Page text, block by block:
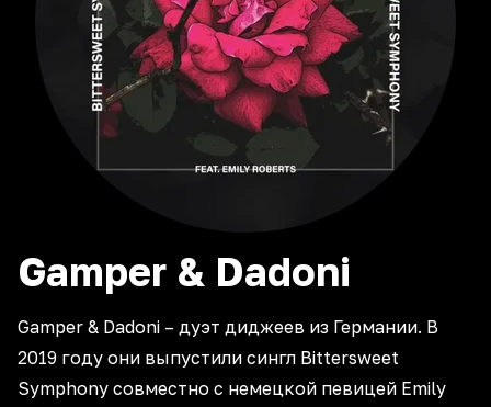
Gamper & Dadoni
Gamper & Dadoni – дуэт диджеев из Германии. В
2019 году они выпустили сингл Bittersweet
Symphony совместно с немецкой певицей Emily